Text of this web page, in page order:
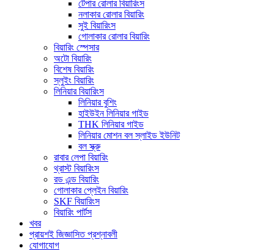
টেপার রোলার বিয়ারিংস
নলাকার রোলার বিয়ারিং
সুই বিয়ারিংস
গোলাকার রোলার বিয়ারিং
বিয়ারিং স্পেসার
অটো বিয়ারিং
বিশেষ বিয়ারিং
স্লুইং বিয়ারিং
লিনিয়ার বিয়ারিংস
লিনিয়ার বুশিং
হাইউইন লিনিয়ার গাইড
THK লিনিয়ার গাইড
লিনিয়ার মোশন বল স্লাইড ইউনিট
বল স্ক্রু
রাবার লেপা বিয়ারিং
থ্রাস্ট বিয়ারিংস
রড এন্ড বিয়ারিং
গোলাকার প্লেইন বিয়ারিং
SKF বিয়ারিংস
বিয়ারিং পার্টস
খবর
প্রায়শই জিজ্ঞাসিত প্রশ্নাবলী
যোগাযোগ